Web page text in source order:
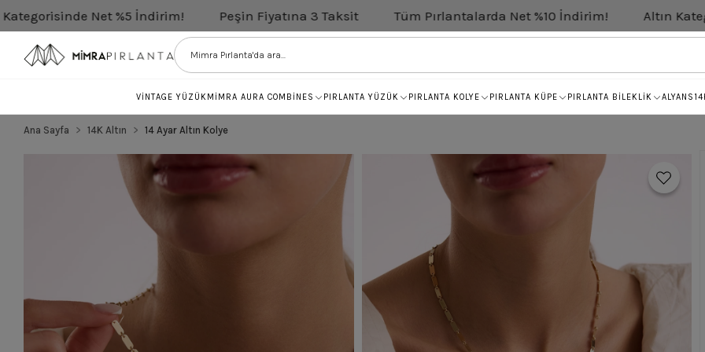
Net %5 İndirim! Peşin Fiyatına 3 Taksit Tüm Pırlantalarda Net %10 İndirim! Altın Kategorisinde
VİNTAGE YÜZÜK MİMRA AURA COMBİNES PIRLANTA YÜZÜK PIRLANTA KOLYE PIRLANTA KÜPE PIRLANTA BİLEKLİK ALYANS
Ana Sayfa 14K Altın 14 Ayar Altın Kolye